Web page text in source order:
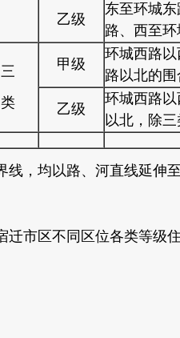
乙级
东至环城
路、西至
三
类
甲级
环城西路
路以北的
乙级
环城西路
以北，除
线，均以路、河直线延伸
迁市区不同区位各类等级